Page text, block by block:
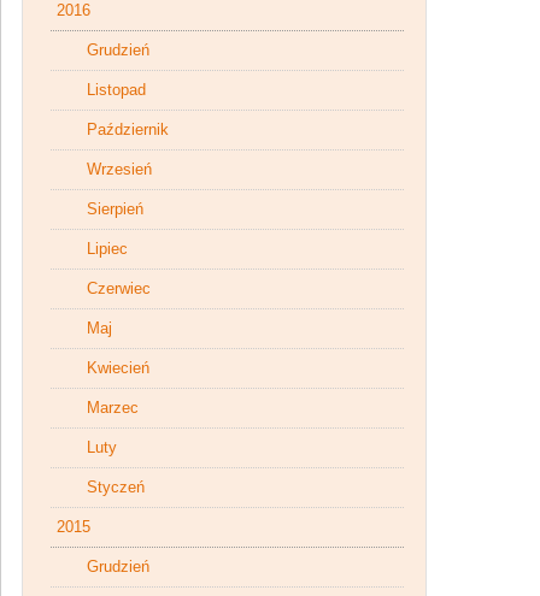
2016
Grudzień
Listopad
Październik
Wrzesień
Sierpień
Lipiec
Czerwiec
Maj
Kwiecień
Marzec
Luty
Styczeń
2015
Grudzień